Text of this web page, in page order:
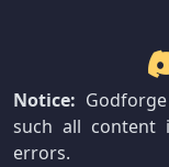
Notice:
such all content
errors.